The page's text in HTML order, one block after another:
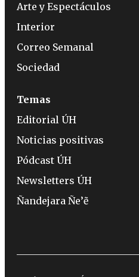
Arte y Espectáculos
Interior
Correo Semanal
Sociedad
Temas
Editorial ÚH
Noticias positivas
Pódcast ÚH
Newsletters ÚH
Ñandejara Ñe’ẽ